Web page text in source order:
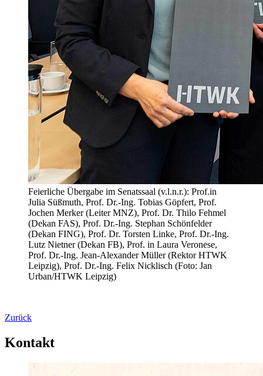
Feierliche Übergabe im Senatssaal (v.l.n.r.): Prof.in
Julia Süßmuth, Prof. Dr.-Ing. Tobias Göpfert, Prof.
Jochen Merker (Leiter MNZ), Prof. Dr. Thilo Fehmel
(Dekan FAS), Prof. Dr.-Ing. Stephan Schönfelder
(Dekan FING), Prof. Dr. Torsten Linke, Prof. Dr.-Ing.
Lutz Nietner (Dekan FB), Prof. in Laura Veronese,
Prof. Dr.-Ing. Jean-Alexander Müller (Rektor HTWK
Leipzig), Prof. Dr.-Ing. Felix Nicklisch (Foto: Jan
Urban/HTWK Leipzig)
Zurück
Kontakt